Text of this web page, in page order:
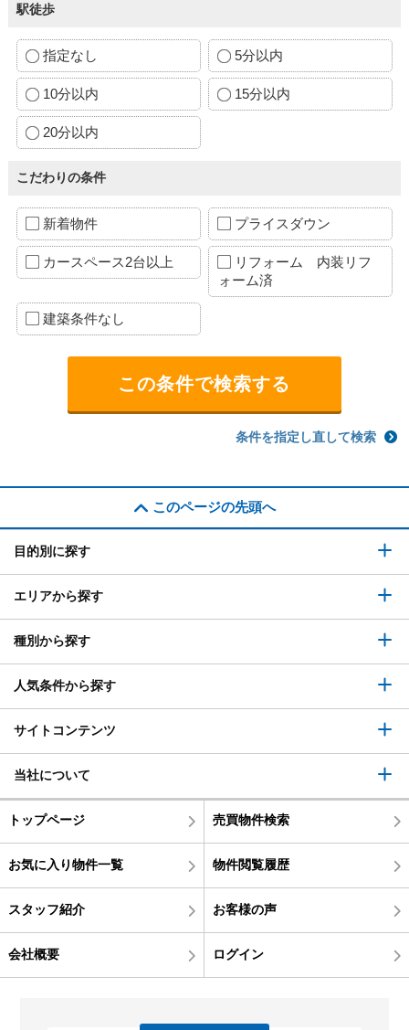
駅徒歩
指定なし 5分以内
10分以内 15分以内
20分以内
こだわりの条件
新着物件 プライスダウン
カースペース2台以上
リフォーム 内装リフ
ォーム済
建築条件なし
条件を指定し直して検索
このページの先頭へ
目的別に探す
エリアから探す
種別から探す
人気条件から探す
サイトコンテンツ
当社について
トップページ 売買物件検索
お気に入り物件一覧 物件閲覧履歴
スタッフ紹介 お客様の声
会社概要 ログイン